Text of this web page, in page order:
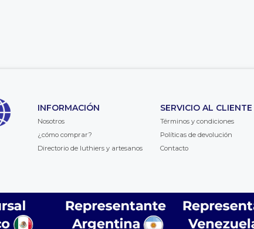
INFORMACIÓN
Nosotros
¿cómo comprar?
Directorio de luthiers y artesanos
SERVICIO AL CLIENTE
Términos y condiciones
Políticas de devolución
Contacto